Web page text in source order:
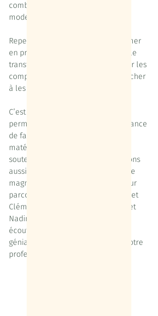
combler, cela fut notre école de
modestie et de rigueur en 2020.
Repenser un rêve pour le transformer
en projet, travailler un projet pour le
transformer en entreprise, identifier les
compétences nécessaires et s’attacher
à les acquérir…
C’est une remise en cause
permanente, que nous avons la chance
de faire dans de bonnes conditions
matérielles et à deux, en nous
soutenant mutuellement. Nous avons
aussi eu la chance de rencontrer de
magnifiques accompagnatrices pour
parcourir ce chemin : Fanny, Claire et
Clémence, Fanny et Sophie, Laure et
Nadine : merci à toutes pour votre
écoute, votre patience, vos idées
géniales, votre bonne humeur et votre
professionnalisme !